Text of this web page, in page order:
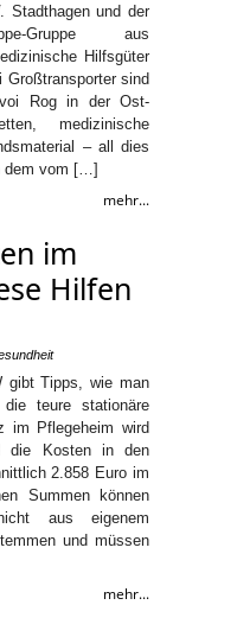
Stadthagen und der
Gruppe aus
Hilfsgüter
sind
Rog in der Ost-
medizinische
– all dies
dem vom […]
mehr...
im
Hilfen
gibt Tipps, wie man
teure stationäre
im Pflegeheim wird
die Kosten in den
2.858 Euro im
Summen können
aus eigenem
und müssen
mehr...